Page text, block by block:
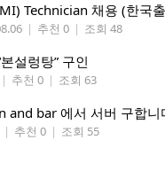
Technician 채용 (한국
| 추천 0 | 조회 48
설렁탕” 구인
| 추천 0 | 조회 63
and bar 에서 서버 구합니
| 추천 0 | 조회 55